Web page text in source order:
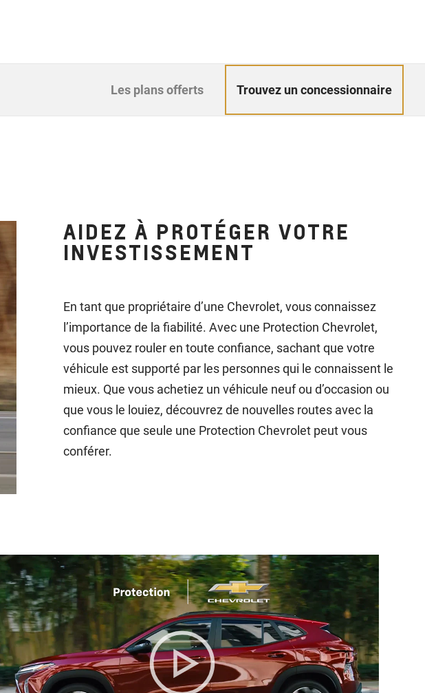
Les plans offerts Trouvez un concessionnaire
AIDEZ À PROTÉGER VOTRE
INVESTISSEMENT
En tant que propriétaire d’une Chevrolet, vous connaissez
l’importance de la fiabilité. Avec une Protection Chevrolet,
vous pouvez rouler en toute confiance, sachant que votre
véhicule est supporté par les personnes qui le connaissent le
mieux. Que vous achetiez un véhicule neuf ou d’occasion ou
que vous le louiez, découvrez de nouvelles routes avec la
confiance que seule une Protection Chevrolet peut vous
conférer.